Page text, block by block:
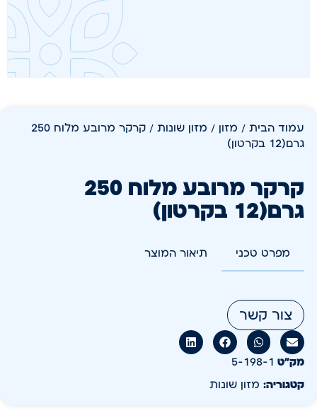
עמוד הבית / מזון / מזון שונות
/ קרקר מרובע מלוח 250
גרם(12 בקרטון)
קרקר מרובע מלוח 250
גרם(12 בקרטון)
מפרט טכני תיאור המוצר
צור קשר
מק״ט 5-198-1
קטגוריה: מזון שונות